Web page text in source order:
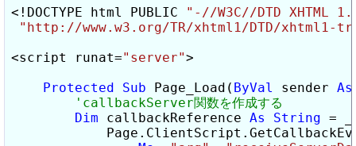
<!DOCTYPE html PUBLIC
"-//W3C//DTD XHTML
"http://www.w3.org/TR/xhtml1/DTD/
<script runat="server">
Protected
Sub Page_Load( ByVal sender As
Dim callbackReference As String = _